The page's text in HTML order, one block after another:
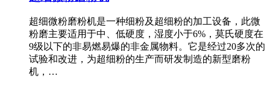
超细微粉磨粉机是一种细粉及超细粉的加工设备，此微
粉磨主要适用于中、低硬度，湿度小于6%，莫氏硬度在
9级以下的非易燃易爆的非金属物料。它是经过20多次的
试验和改进，为超细粉的生产而研发制造的新型磨粉
机，…